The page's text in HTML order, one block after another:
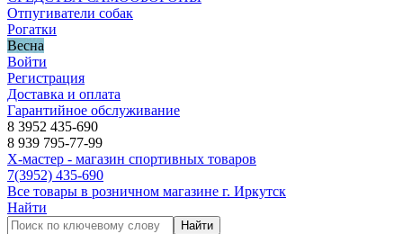
Отпугиватели собак
Рогатки
Весна
Войти
Регистрация
Доставка и оплата
Гарантийное обслуживание
8 3952 435-690
8 939 795-77-99
Х-мастер - магазин спортивных товаров
7(3952) 435-690
Все товары в розничном магазине г. Иркутск
Найти
Найти